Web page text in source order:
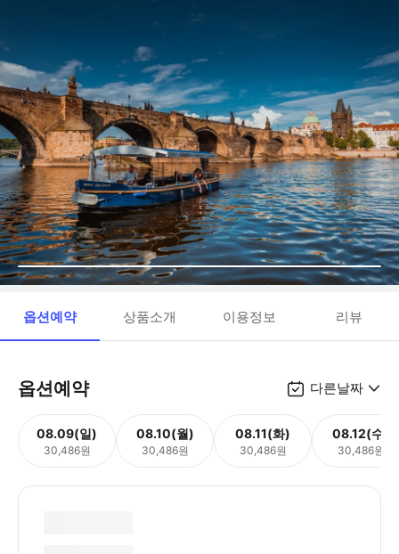
옵션예약 상품소개 이용정보 리뷰
옵션예약 다른날짜
08.09(일)
30,486원
08.10(월)
30,486원
08.11(화)
30,486원
08.12(수)
30,486원